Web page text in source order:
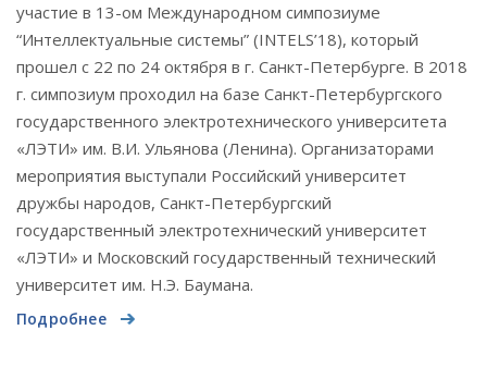
участие в 13-ом Международном симпозиуме
“Интеллектуальные системы” (INTELS’18), который
прошел с 22 по 24 октября в г. Санкт-Петербурге. В 2018
г. симпозиум проходил на базе Санкт-Петербургского
государственного электротехнического университета
«ЛЭТИ» им. В.И. Ульянова (Ленина). Организаторами
мероприятия выступали Российский университет
дружбы народов, Санкт-Петербургский
государственный электротехнический университет
«ЛЭТИ» и Московский государственный технический
университет им. Н.Э. Баумана.
Подробнее